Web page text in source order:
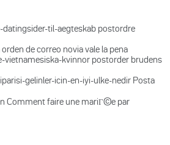
til-aegteskab postordre
de correo novia vale la pena
vietnamesiska-kvinnor postorder brudens
gelinler-icin-en-iyi-ulke-nedir Posta
Comment faire une mariГ©e par